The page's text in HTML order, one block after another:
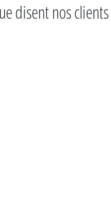
disent nos clients